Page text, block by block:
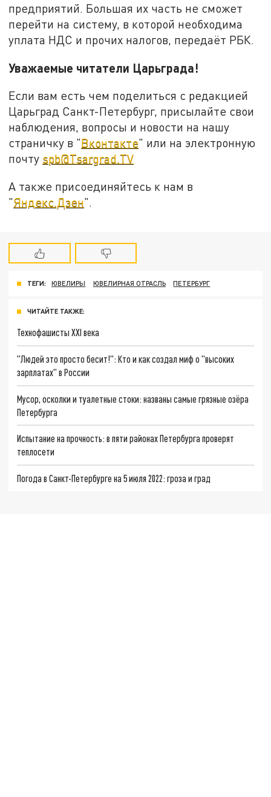
предприятий. Большая их часть не сможет
перейти на систему, в которой необходима
уплата НДС и прочих налогов, передаёт РБК.
Уважаемые читатели Царьграда!
Если вам есть чем поделиться с редакцией
Царьград Санкт-Петербург, присылайте свои
наблюдения, вопросы и новости на нашу
страничку в "Вконтакте" или на электронную
почту spb@Tsargrad.TV
А также присоединяйтесь к нам в
"Яндекс.Дзен".
ТЕГИ: ЮВЕЛИРЫ ЮВЕЛИРНАЯ ОТРАСЛЬ ПЕТЕРБУРГ
ЧИТАЙТЕ ТАКЖЕ:
Технофашисты XXI века
"Людей это просто бесит!": Кто и как создал миф о "высоких
зарплатах" в России
Мусор, осколки и туалетные стоки: названы самые грязные озёра
Петербурга
Испытание на прочность: в пяти районах Петербурга проверят
теплосети
Погода в Санкт-Петербурге на 5 июля 2022: гроза и град